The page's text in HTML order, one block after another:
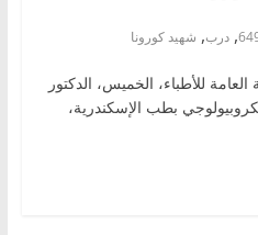
, درب, شهيد كورونا
للأطباء، الخميس، الدكتور
بطب الإسكندرية،